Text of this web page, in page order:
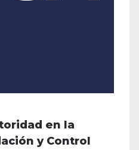
en la
y Control